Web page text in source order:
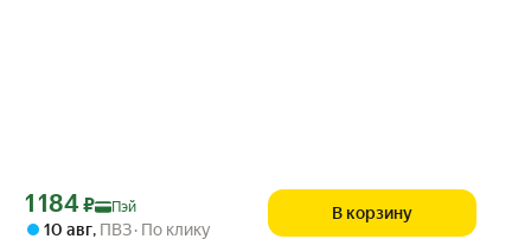
Цена с картой Яндекс Пэй 1184 ₽ вместо
1 184 ₽ Пэй
10 авг, ПВЗ По клику
В корзину